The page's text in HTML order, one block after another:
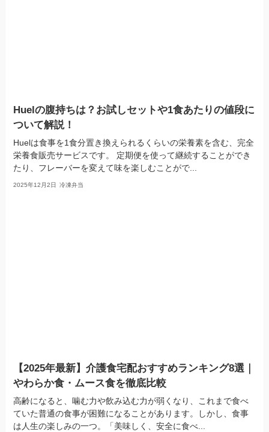
Huelの腹持ちは？お試しセットや1食あたりの値段に
ついて解説！
Huelは食事を1食分置き換えられるくらいの栄養素を含む、完全
栄養食販売サービスです。 定期便を使って継続することができ
たり、フレーバーを変えて味を楽しむことがで...
2025年12月2日 冷凍弁当
【2025年最新】介護食宅配おすすめランキング8選｜
やわらか食・ムース食を徹底比較
高齢になると、噛む力や飲み込む力が弱くなり、これまで食べ
ていた普通の食事が困難になることがあります。しかし、食事
は人生の楽しみの一つ。「美味しく、安全に食べ...